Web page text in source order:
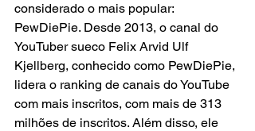
considerado o mais popular:
PewDiePie. Desde 2013, o canal do
YouTuber sueco Felix Arvid Ulf
Kjellberg, conhecido como PewDiePie,
lidera o ranking de canais do YouTube
com mais inscritos, com mais de 313
milhões de inscritos. Além disso, ele